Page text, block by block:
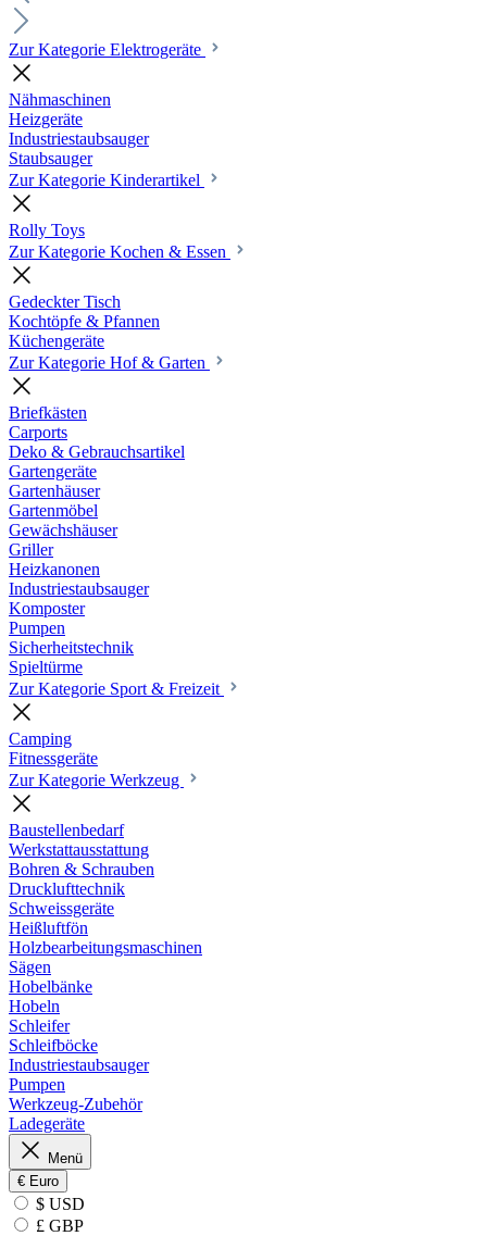
Zur Kategorie Elektrogeräte
Nähmaschinen
Heizgeräte
Industriestaubsauger
Staubsauger
Zur Kategorie Kinderartikel
Rolly Toys
Zur Kategorie Kochen & Essen
Gedeckter Tisch
Kochtöpfe & Pfannen
Küchengeräte
Zur Kategorie Hof & Garten
Briefkästen
Carports
Deko & Gebrauchsartikel
Gartengeräte
Gartenhäuser
Gartenmöbel
Gewächshäuser
Griller
Heizkanonen
Industriestaubsauger
Komposter
Pumpen
Sicherheitstechnik
Spieltürme
Zur Kategorie Sport & Freizeit
Camping
Fitnessgeräte
Zur Kategorie Werkzeug
Baustellenbedarf
Werkstattausstattung
Bohren & Schrauben
Drucklufttechnik
Schweissgeräte
Heißluftfön
Holzbearbeitungsmaschinen
Sägen
Hobelbänke
Hobeln
Schleifer
Schleifböcke
Industriestaubsauger
Pumpen
Werkzeug-Zubehör
Ladegeräte
Menü
€ Euro
$ USD
£ GBP